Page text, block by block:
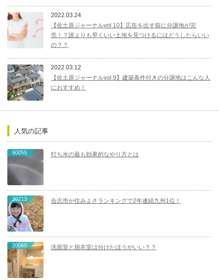
2022.03.24
【佐土原ジャーナルvol.10】広告を出す前に分譲地が完
売！？誰よりも早くいい土地を見つけるにはどうしたらいい
の？？
2022.03.12
【佐土原ジャーナルvol.9】建築条件付きの分譲地はこんな人
におすすめ！
人気の記事
60055 打ち水の最も効果的なやり方とは
20713 合志市が住みよさランキングで2年連続九州1位！
20069 洗面室と脱衣室は分けたほうがいい？？